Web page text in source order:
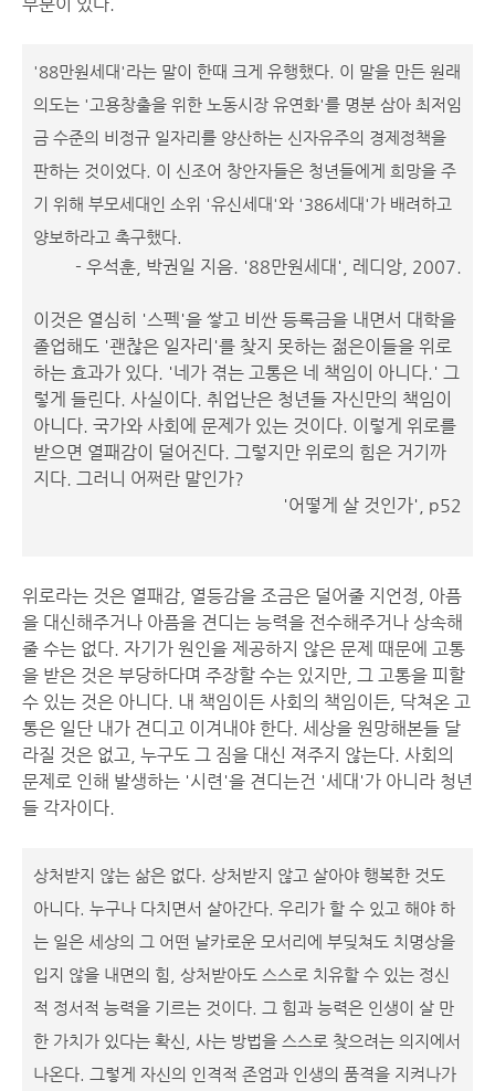
'88만원세대'라는 말이 한때 크게 유행했다. 이 말을 만든 원래
의도는 '고용창출을 위한 노동시장 유연화'를 명분 삼아 최저임
금 수준의 비정규 일자리를 양산하는 신자유주의 경제정책을
판하는 것이었다. 이 신조어 창안자들은 청년들에게 희망을 주
기 위해 부모세대인 소위 '유신세대'와 '386세대'가 배려하고
양보하라고 촉구했다.
- 우석훈, 박권일 지음. '88만원세대', 레디앙, 2007.
이것은 열심히 '스펙'을 쌓고 비싼 등록금을 내면서 대학을
졸업해도 '괜찮은 일자리'를 찾지 못하는 젊은이들을 위로
하는 효과가 있다. '네가 겪는 고통은 네 책임이 아니다.' 그
렇게 들린다. 사실이다. 취업난은 청년들 자신만의 책임이
아니다. 국가와 사회에 문제가 있는 것이다. 이렇게 위로를
받으면 열패감이 덜어진다. 그렇지만 위로의 힘은 거기까
지다. 그러니 어쩌란 말인가?
'어떻게 살 것인가', p52
위로라는 것은 열패감, 열등감을 조금은 덜어줄 지언정, 아픔
을 대신해주거나 아픔을 견디는 능력을 전수해주거나 상속해
줄 수는 없다. 자기가 원인을 제공하지 않은 문제 때문에 고통
을 받은 것은 부당하다며 주장할 수는 있지만, 그 고통을 피할
수 있는 것은 아니다. 내 책임이든 사회의 책임이든, 닥쳐온 고
통은 일단 내가 견디고 이겨내야 한다. 세상을 원망해본들 달
라질 것은 없고, 누구도 그 짐을 대신 져주지 않는다. 사회의
문제로 인해 발생하는 '시련'을 견디는건 '세대'가 아니라 청년
들 각자이다.
상처받지 않는 삶은 없다. 상처받지 않고 살아야 행복한 것도
아니다. 누구나 다치면서 살아간다. 우리가 할 수 있고 해야 하
는 일은 세상의 그 어떤 날카로운 모서리에 부딪쳐도 치명상을
입지 않을 내면의 힘, 상처받아도 스스로 치유할 수 있는 정신
적 정서적 능력을 기르는 것이다. 그 힘과 능력은 인생이 살 만
한 가치가 있다는 확신, 사는 방법을 스스로 찾으려는 의지에서
나온다. 그렇게 자신의 인격적 존엄과 인생의 품격을 지켜나가